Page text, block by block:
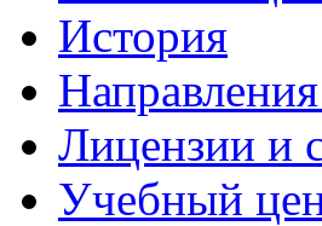
История
Лицензии и
Учебный